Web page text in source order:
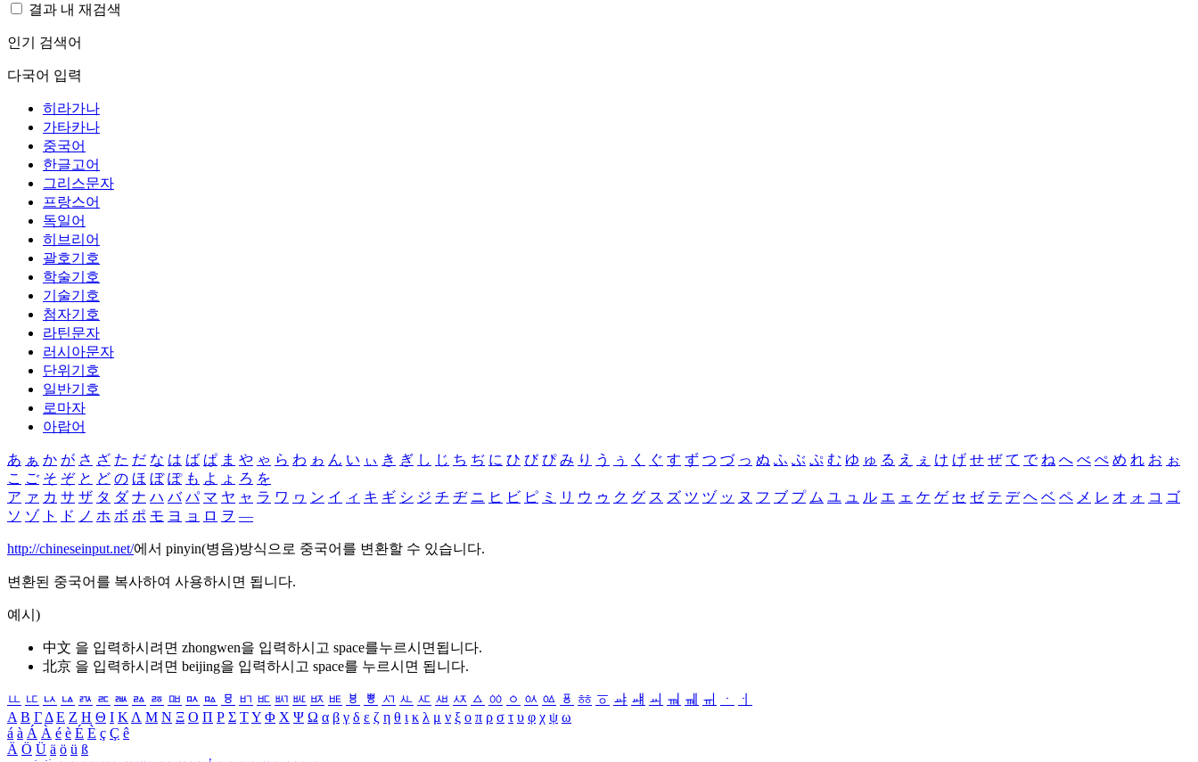
결과 내 재검색
인기 검색어
다국어 입력
히라가나
가타카나
중국어
한글고어
그리스문자
프랑스어
독일어
히브리어
괄호기호
학술기호
기술기호
첨자기호
라틴문자
러시아문자
단위기호
일반기호
로마자
아랍어
あ ぁ か が さ ざ た だ な は ば ぱ ま や ゃ ら わ ゎ ん い ぃ き ぎ し じ ち ぢ に ひ び ぴ み り う ぅ く ぐ す ず つ づ っ ぬ ふ ぶ ぷ む ゆ ゅ る え ぇ け げ せ ぜ て で ね へ べ ぺ め れ お ぉ
こ ご そ ぞ と ど の ほ ぼ ぽ も よ ょ ろ を
ア ァ カ サ ザ タ ダ ナ ハ バ パ マ ヤ ャ ラ ワ ヮ ン イ ィ キ ギ シ ジ チ ヂ ニ ヒ ビ ピ ミ リ ウ ゥ ク グ ス ズ ツ ヅ ッ ヌ フ ブ プ ム ユ ュ ル エ ェ ケ ゲ セ ゼ テ デ ヘ ベ ペ メ レ オ ォ コ ゴ
ソ ゾ ト ド ノ ホ ボ ポ モ ヨ ョ ロ ヲ ―
http://chineseinput.net/에서 pinyin(병음)방식으로 중국어를 변환할 수 있습니다.
변환된 중국어를 복사하여 사용하시면 됩니다.
예시)
中文 을 입력하시려면 zhongwen을 입력하시고 space를누르시면됩니다.
北京 을 입력하시려면 beijing을 입력하시고 space를 누르시면 됩니다.
ㅥ ㅦ ㅧ ㅨ ㅩ ㅪ ㅫ ㅬ ㅭ ㅮ ㅯ ㅰ ㅱ ㅲ ㅳ ㅴ ㅵ ㅶ ㅷ ㅸ ㅹ ㅺ ㅻ ㅼ ㅽ ㅾ ㅿ ㆀ ㆁ ㆂ ㆃ ㆄ ㆅ ㆆ ㆇ ㆈ ㆉ ㆊ ㆋ ㆌ ㆍ
ㆎ
Α Β ΓΔ Ε Ζ Η Θ Ι ΚΛ Μ Ν Ξ Ο Π Ρ Σ ΤΥ Φ Χ Ψ Ω α β γ δ ε ζ η θ ι κ λ μ ν ξ ο π ρ σ τ υ φ χ ψ ω
á à Á À é è É È ç Ç ê
Ä Ö Ü ä ö ü ß